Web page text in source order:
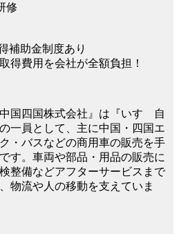
修
補助金制度あり
得費用を会社が全額負担！
国四国株式会社』は『いすゞ自
一員として、主に中国・四国エ
・バスなどの商用車の販売を手
す。車両や部品・用品の販売に
整備などアフターサービスまで
物流や人の移動を支えていま